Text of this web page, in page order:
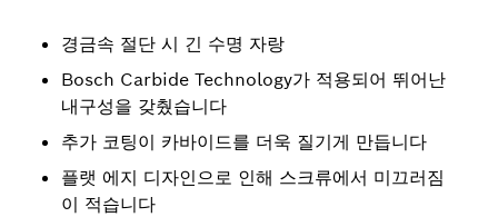
경금속 절단 시 긴 수명 자랑
Bosch Carbide Technology가 적용되어 뛰어난
내구성을 갖췄습니다
추가 코팅이 카바이드를 더욱 질기게 만듭니다
플랫 에지 디자인으로 인해 스크류에서 미끄러짐
이 적습니다